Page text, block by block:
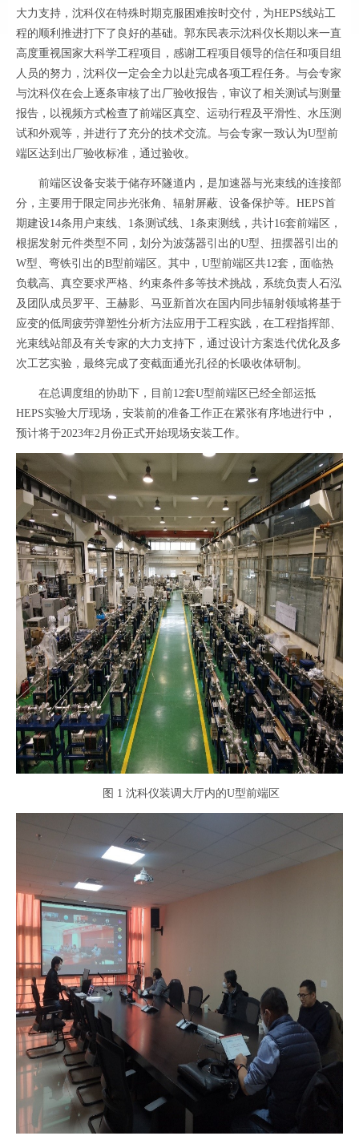
大力支持，沈科仪在特殊时期克服困难按时交付，为HEPS线站工
程的顺利推进打下了良好的基础。郭东民表示沈科仪长期以来一直
高度重视国家大科学工程项目，感谢工程项目领导的信任和项目组
人员的努力，沈科仪一定会全力以赴完成各项工程任务。与会专家
与沈科仪在会上逐条审核了出厂验收报告，审议了相关测试与测量
报告，以视频方式检查了前端区真空、运动行程及平滑性、水压测
试和外观等，并进行了充分的技术交流。与会专家一致认为U型前
端区达到出厂验收标准，通过验收。
前端区设备安装于储存环隧道内，是加速器与光束线的连接部
分，主要用于限定同步光张角、辐射屏蔽、设备保护等。HEPS首
期建设14条用户束线、1条测试线、1条束测线，共计16套前端区，
根据发射元件类型不同，划分为波荡器引出的U型、扭摆器引出的
W型、弯铁引出的B型前端区。其中，U型前端区共12套，面临热
负载高、真空要求严格、约束条件多等技术挑战，系统负责人石泓
及团队成员罗平、王赫影、马亚新首次在国内同步辐射领域将基于
应变的低周疲劳弹塑性分析方法应用于工程实践，在工程指挥部、
光束线站部及有关专家的大力支持下，通过设计方案迭代优化及多
次工艺实验，最终完成了变截面通光孔径的长吸收体研制。
在总调度组的协助下，目前12套U型前端区已经全部运抵
HEPS实验大厅现场，安装前的准备工作正在紧张有序地进行中，
预计将于2023年2月份正式开始现场安装工作。
图 1 沈科仪装调大厅内的U型前端区